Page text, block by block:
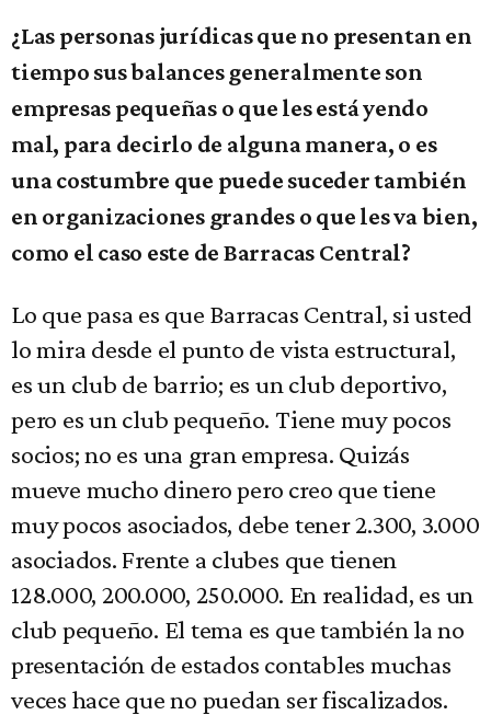
¿Las personas jurídicas que no presentan en
tiempo sus balances generalmente son
empresas pequeñas o que les está yendo
mal, para decirlo de alguna manera, o es
una costumbre que puede suceder también
en organizaciones grandes o que les va bien,
como el caso este de Barracas Central?
Lo que pasa es que Barracas Central, si usted
lo mira desde el punto de vista estructural,
es un club de barrio; es un club deportivo,
pero es un club pequeño. Tiene muy pocos
socios; no es una gran empresa. Quizás
mueve mucho dinero pero creo que tiene
muy pocos asociados, debe tener 2.300, 3.000
asociados. Frente a clubes que tienen
128.000, 200.000, 250.000. En realidad, es un
club pequeño. El tema es que también la no
presentación de estados contables muchas
veces hace que no puedan ser fiscalizados.